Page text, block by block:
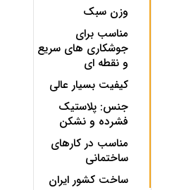
وزن سبک
مناسب برای
جوشکاری های سریع
و نقطه ای
کیفیت بسیار عالی
جنس: پلاستیک
فشرده و نشکن
مناسب در کارهای
ساختمانی
ساخت کشور ایران